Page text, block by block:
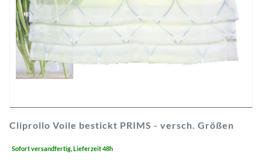
Cliprollo Voile bestickt PRIMS - versch. Größen
Sofort versandfertig, Lieferzeit 48h